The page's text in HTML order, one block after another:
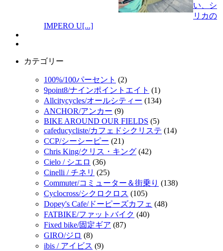
い、シ
リカの
IMPERO U[...]
カテゴリー
100%/100パーセント (2)
9point8/ナインポイントエイト (1)
Allcitycycles/オールシティー (134)
ANCHOR/アンカー (9)
BIKE AROUND OUR FIELDS (5)
cafeducycliste/カフェドシクリステ (14)
CCP/シーシーピー (21)
Chris King/クリス・キング (42)
Cielo / シエロ (36)
Cinelli / チネリ (25)
Commuter/コミューター＆街乗り (138)
Cyclocross/シクロクロス (105)
Dopey's Cafe/ドーピーズカフェ (48)
FATBIKE/ファットバイク (40)
Fixed bike/固定ギア (87)
GIRO/ジロ (8)
ibis / アイビス (9)